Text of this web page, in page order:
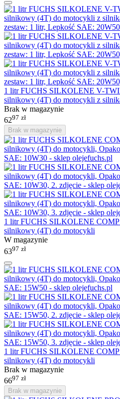
1 litr FUCHS SILKOLENE V-
silnikowy (4T) do motocykli z
Brak w magazynie
6297 zł
Brak w magazynie
1 litr FUCHS SILKOLENE COMP
silnikowy (4T) do motocykli
W magazynie
6397 zł
1 litr FUCHS SILKOLENE COMP
silnikowy (4T) do motocykli
Brak w magazynie
6697 zł
Brak w magazynie